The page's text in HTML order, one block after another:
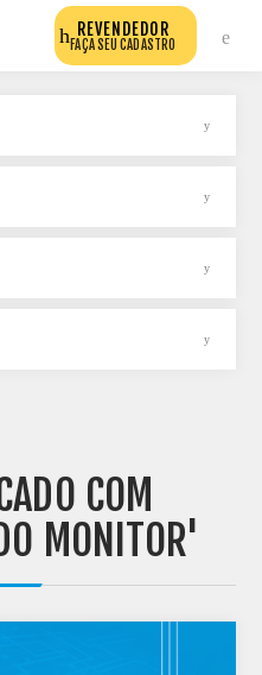
REVENDEDOR
FAÇA SEU CADASTRO
COM
MONITOR'